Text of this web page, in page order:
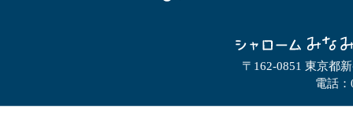
〒162-0851 東京都
電話